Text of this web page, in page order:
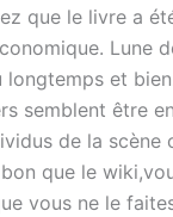
que le livre a
Lune
et
semblent être
de la
que le
vous ne le